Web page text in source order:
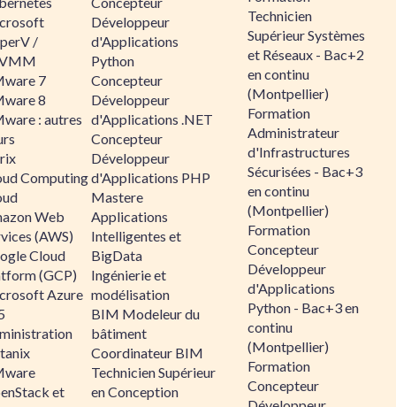
/
7
8
: autres
Computing
Web
(AWS)
Cloud
(GCP)
Azure
et
Développeur
d'Applications
Python
Concepteur
Développeur
d'Applications .NET
Concepteur
Développeur
d'Applications PHP
Mastere
Applications
Intelligentes et
BigData
Ingénierie et
modélisation
BIM Modeleur du
bâtiment
Coordinateur BIM
Technicien Supérieur
en Conception
Technicien
Supérieur Systèmes
et Réseaux - Bac+2
en continu
(Montpellier)
Formation
Administrateur
d'Infrastructures
Sécurisées - Bac+3
en continu
(Montpellier)
Formation
Concepteur
Développeur
d'Applications
Python - Bac+3 en
continu
(Montpellier)
Formation
Concepteur